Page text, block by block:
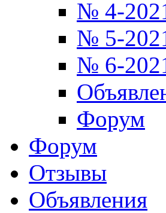
№ 4-
№ 5-
№ 6-
Форум
Форум
Отзывы
Объявления